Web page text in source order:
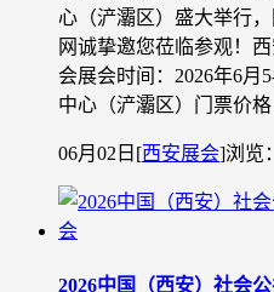
心（浐灞区）盛大举行
网诚挚邀您莅临参观！
会展会时间：2026年6月
中心（浐灞区）门票价
06月02日 [西安展会]浏览
2026中国（西安）社会